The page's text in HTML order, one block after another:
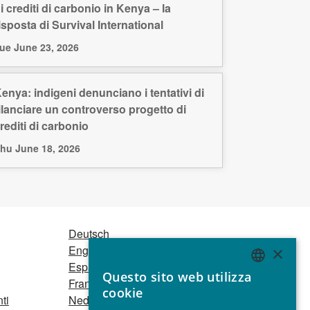
crediti di carbonio in Kenya – la
di Survival International
June 23, 2026
indigeni denunciano i tentativi di
un controverso progetto di
di carbonio
June 18, 2026
Deutsch
English
Español
Français
Nederlands
ENGLISH
×
Questo sito web utilizza
cookie